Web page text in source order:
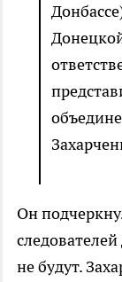
Он
не будут.